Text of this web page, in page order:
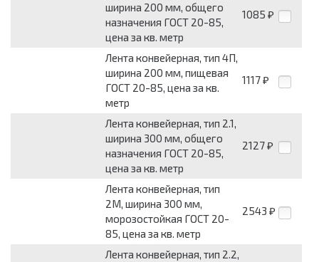
ширина 200 мм, общего
назначения ГОСТ 20-85,
цена за кв. метр
1085 ₽
Лента конвейерная, тип 4П,
ширина 200 мм, пищевая
ГОСТ 20-85, цена за кв.
метр
1117 ₽
Лента конвейерная, тип 2.1,
ширина 300 мм, общего
назначения ГОСТ 20-85,
цена за кв. метр
2127 ₽
Лента конвейерная, тип
2М, ширина 300 мм,
морозостойкая ГОСТ 20-
85, цена за кв. метр
2543 ₽
Лента конвейерная, тип 2.2,